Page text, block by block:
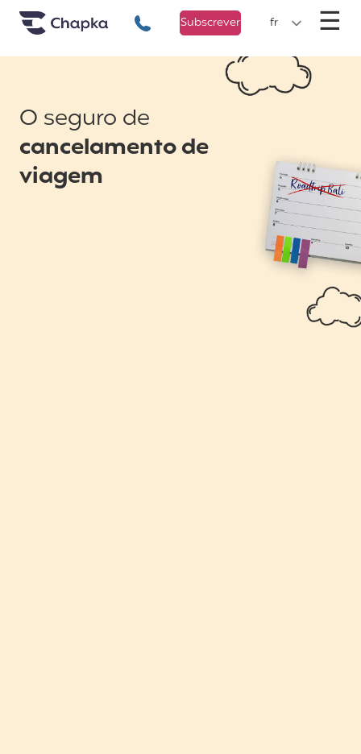
Chapka Seguro Viagem
+351 800 50 01 71
Subscrever fr ☰
O seguro de
cancelamento de
viagem